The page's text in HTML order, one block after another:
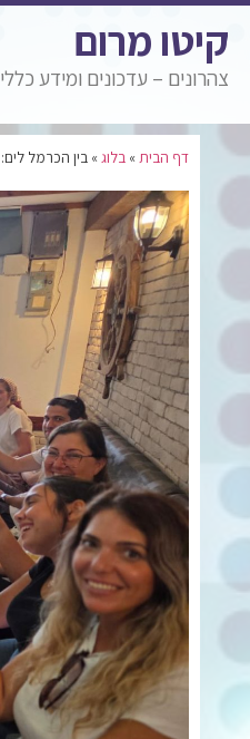
קיטו מרום
צהרונים – עדכונים ומידע כללי
דף הבית » בלוג » בין הכרמל